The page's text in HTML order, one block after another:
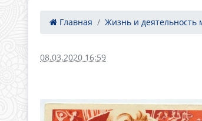
Главная Жизнь и деятельность
08.03.2020 16:59